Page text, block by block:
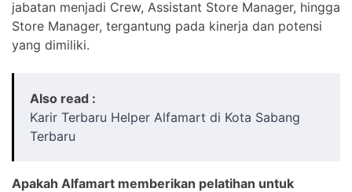
jabatan menjadi Crew, Assistant Store Manager, hingga
Store Manager, tergantung pada kinerja dan potensi
yang dimiliki.
Also read :
Karir Terbaru Helper Alfamart di Kota Sabang
Terbaru
Apakah Alfamart memberikan pelatihan untuk